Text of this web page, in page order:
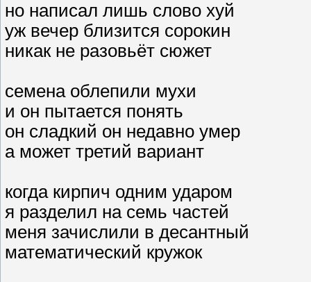
но написал лишь слово хуй
уж вечер близится сорокин
никак не разовьёт сюжет
семена облепили мухи
и он пытается понять
он сладкий он недавно умер
а может третий вариант
когда кирпич одним ударом
я разделил на семь частей
меня зачислили в десантный
математический кружок